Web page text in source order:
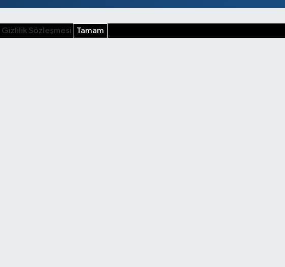
Gizlilik Sözleşmesi Tamam